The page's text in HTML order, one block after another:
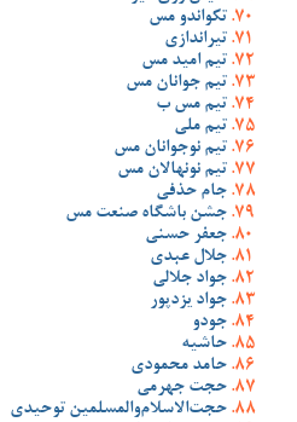
تکواندو مس
تیراندازی
تیم امید مس
تیم جوانان مس
تیم مس ب
تیم ملی
تیم نوجوانان مس
تیم نونهالان مس
جام حذفی
جشن باشگاه صنعت مس
جعفر حسنی
جلال عبدی
جواد جلالی
جواد یزدپور
جودو
حاشیه
حامد محمودی
حجت جهرمی
حجت‌الاسلام‌والمسلمین توحیدی